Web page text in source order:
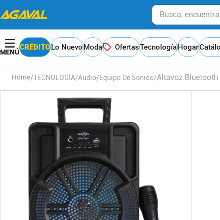
Busca, encuentra y
CRÉDITOLo NuevoModa OfertasTecnologíaHogar
TECNOLOGÍA Audio Equipo De Sonido Altavoz